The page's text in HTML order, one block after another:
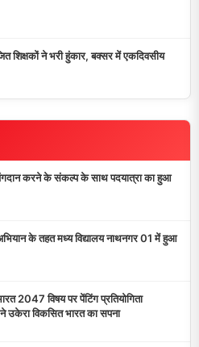
शिक्षकों ने भरी हुंकार, बक्सर में एकदिवसीय
करने के संकल्प के साथ पदयात्रा का हुआ
के तहत मध्य विद्यालय नाथनगर 01 में हुआ
2047 विषय पर पेंटिंग प्रतियोगिता
ने उकेरा विकसित भारत का सपना